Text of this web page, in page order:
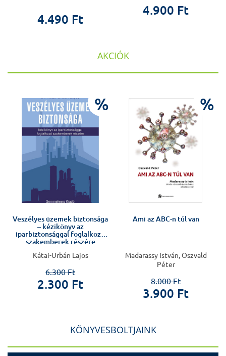
4.490 Ft
4.900 Ft
AKCIÓK
%
Veszélyes üzemek biztonsága
– kézikönyv az
iparbiztonsággal foglalkozó
szakemberek részére
Kátai-Urbán Lajos
6.300 Ft
2.300 Ft
%
Ami az ABC-n túl van
Madarassy István, Oszvald
Péter
8.000 Ft
3.900 Ft
KÖNYVESBOLTJAINK